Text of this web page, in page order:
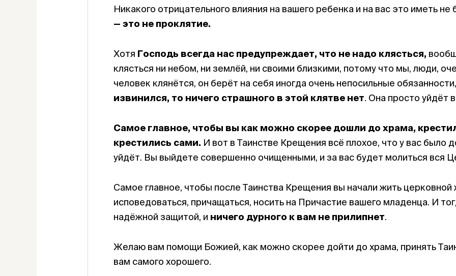
Никакого отрицательного влияния на вашего ребенка и на вас это иметь не
— это не проклятие.
Хотя Господь всегда нас предупреждает, что не надо клясться,
клясться ни небом, ни землёй, ни своими близкими, потому что мы, люди,
человек клянётся, он берёт на себя иногда очень непосильные
извинился, то ничего страшного в этой клятве нет. Она просто уйдёт
Самое главное, чтобы вы как можно скорее дошли до храма,
крестились сами. И вот в Таинстве Крещения всё плохое, что у вас было
уйдёт. Вы выйдете совершенно очищенными, и за вас будет молиться вся
Самое главное, чтобы после Таинства Крещения вы начали жить церковной
исповедоваться, причащаться, носить на Причастие вашего младенца. И
надёжной защитой, и ничего дурного к вам не прилипнет.
Желаю вам помощи Божией, как можно скорее дойти до храма, принять
вам самого хорошего.